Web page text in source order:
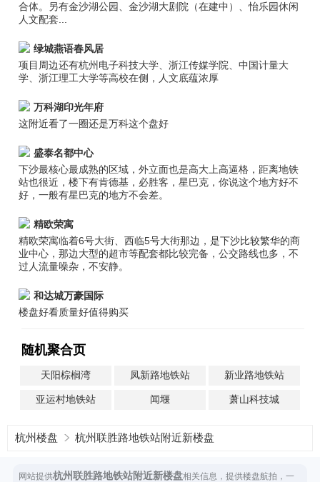
合体。另有金沙湖公园、金沙湖大剧院（在建中）、怡乐园休闲
人文配套...
绿城燕语春风居
项目周边还有杭州电子科技大学、浙江传媒学院、中国计量大
学、浙江理工大学等高校在侧，人文底蕴浓厚
万科湖印光年府
这附近看了一圈还是万科这个盘好
盛泰名都中心
下沙最核心最成熟的区域，外立面也是高大上高逼格，距离地铁
站也很近，楼下有肯德基，必胜客，星巴克，你说这个地方好不
好，一般有星巴克的地方不会差。
精欧荣寓
精欧荣寓临着6号大街、西临5号大街那边，是下沙比较繁华的商
业中心，那边大型的超市等配套都比较完备，公交路线也多，不
过人流量噪杂，不安静。
和达城万豪国际
楼盘好看质量好值得购买
随机聚合页
天阳棕榈湾 凤新路地铁站 新业路地铁站
亚运村地铁站 闻堰 萧山科技城
杭州楼盘 杭州联胜路地铁站附近新楼盘
网站提供杭州联胜路地铁站附近新楼盘相关信息，提供楼盘航拍，一